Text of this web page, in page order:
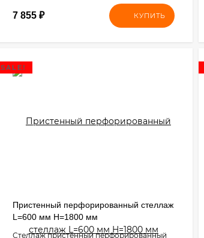
7 855₽ КУПИТЬ
SALE!
Пристенный перфорированный стеллаж
L=600 мм H=1800 мм
Стеллаж пристенный перфорированный